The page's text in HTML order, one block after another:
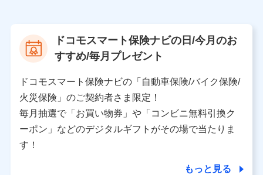
当社又は株式会社NTTドコモが提供する保険関連サービ
スにおけるユーザ登録受付および管理のため
を受けている保険会社・提携会社の保険その他に関する
情報を提供するため、また維持管理等の委託業務遂行の
ため、またそれらに付帯、関連する当社、株式会社NTT
ドコモおよび提携会社のサービスを案内、提供するため
（各サービスで取得したサービス利用履歴、ウェブサイ
トの閲覧履歴、購買履歴、ご契約内容等のパーソナルデ
ータを分析して、お客さまの趣味・嗜好・傾向に応じた
ドコモスマート保険ナビの日/今月のお
すすめ/毎月プレゼント
ドコモスマート保険ナビの「自動車保険/バイク保険/
火災保険」のご契約者さま限定！
毎月抽選で「お買い物券」や「コンビニ無料引換ク
ーポン」などのデジタルギフトがその場で当たりま
す！
もっと見る